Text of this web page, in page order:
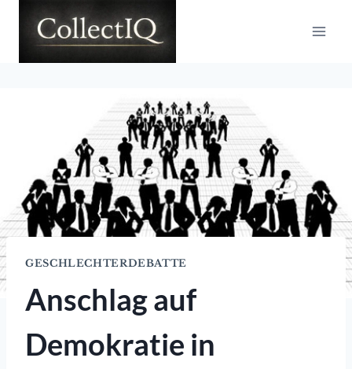
Inhalt
GESCHLECHTERDEBATTE
Anschlag auf
Demokratie in